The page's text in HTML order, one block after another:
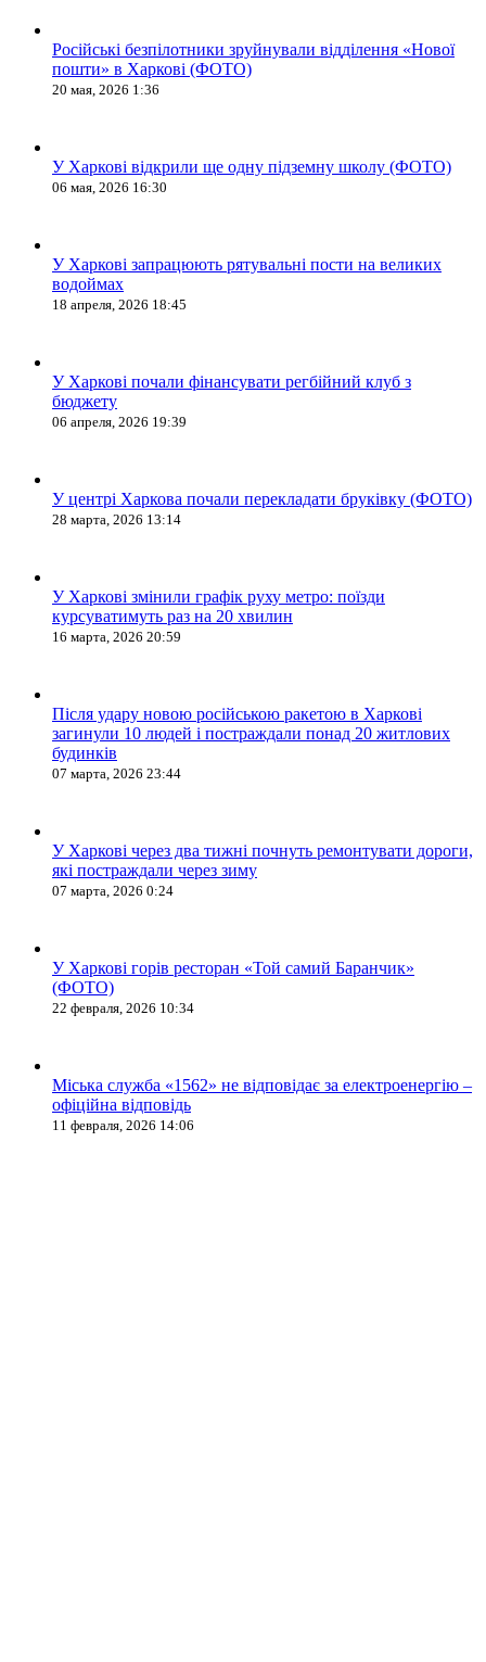
Російські безпілотники зруйнували відділення «Нової
пошти» в Харкові (ФОТО)
20 мая, 2026 1:36
У Харкові відкрили ще одну підземну школу (ФОТО)
06 мая, 2026 16:30
У Харкові запрацюють рятувальні пости на великих
водоймах
18 апреля, 2026 18:45
У Харкові почали фінансувати регбійний клуб з
бюджету
06 апреля, 2026 19:39
У центрі Харкова почали перекладати бруківку (ФОТО)
28 марта, 2026 13:14
У Харкові змінили графік руху метро: поїзди
курсуватимуть раз на 20 хвилин
16 марта, 2026 20:59
Після удару новою російською ракетою в Харкові
загинули 10 людей і постраждали понад 20 житлових
будинків
07 марта, 2026 23:44
У Харкові через два тижні почнуть ремонтувати дороги,
які постраждали через зиму
07 марта, 2026 0:24
У Харкові горів ресторан «Той самий Баранчик»
(ФОТО)
22 февраля, 2026 10:34
Міська служба «1562» не відповідає за електроенергію –
офіційна відповідь
11 февраля, 2026 14:06